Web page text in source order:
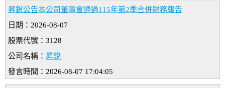
昇銳公告本公司董事會通過115年第2季合併財務報告
日期：2026-08-07
股票代號：3128
公司名稱： 昇銳
發言時間：2026-08-07 17:04:05